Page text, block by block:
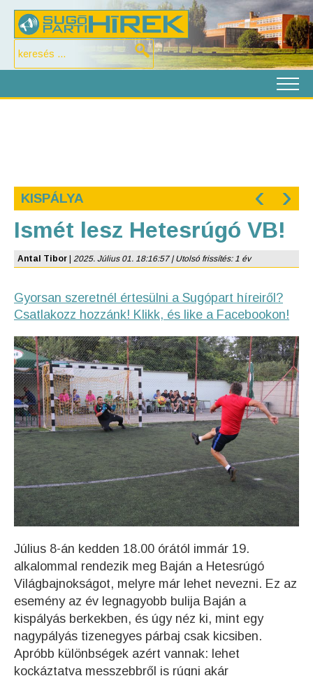
KISPÁLYA ‹ ›
Ismét lesz Hetesrúgó VB!
Antal Tibor 2025. Július 01. 18:16:57 | Utolsó frissítés: 1 év
Gyorsan szeretnél értesülni a Sugópart híreiről?
Csatlakozz hozzánk! Klikk, és like a Facebookon!
Július 8-án kedden 18.00 órától immár 19.
alkalommal rendezik meg Baján a Hetesrúgó
Világbajnokságot, melyre már lehet nevezni. Ez az
esemény az év legnagyobb bulija Baján a
kispályás berkekben, és úgy néz ki, mint egy
nagypályás tizenegyes párbaj csak kicsiben.
Apróbb különbségek azért vannak: lehet
kockáztatva messzebbről is rúgni akár